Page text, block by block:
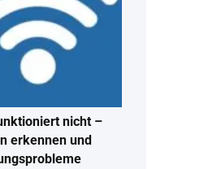
nicht –
erkennen und